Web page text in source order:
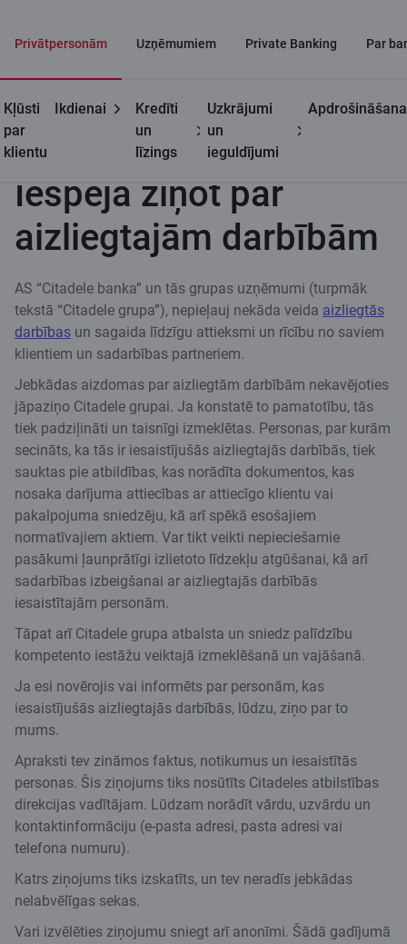
Privātpersonām Uzņēmumiem Private Banking Par
Kļūsti
par
klientu
Ikdienai
Kredīti
un
līzings
Uzkrājumi
un
ieguldījumi
Apdrošināšana
Noderīgi Iespēja ziņot par aizliegtajām darbībām
Iespēja ziņot par
aizliegtajām darbībām
AS “Citadele banka” un tās grupas uzņēmumi (turpmāk
tekstā “Citadele grupa”), nepieļauj nekāda veida aizliegtās
darbības un sagaida līdzīgu attieksmi un rīcību no saviem
klientiem un sadarbības partneriem.
Jebkādas aizdomas par aizliegtām darbībām nekavējoties
jāpaziņo Citadele grupai. Ja konstatē to pamatotību, tās
tiek padziļināti un taisnīgi izmeklētas. Personas, par kurām
secināts, ka tās ir iesaistījušās aizliegtajās darbībās, tiek
sauktas pie atbildības, kas norādīta dokumentos, kas
nosaka darījuma attiecības ar attiecīgo klientu vai
pakalpojuma sniedzēju, kā arī spēkā esošajiem
normatīvajiem aktiem. Var tikt veikti nepieciešamie
pasākumi ļaunprātīgi izlietoto līdzekļu atgūšanai, kā arī
sadarbības izbeigšanai ar aizliegtajās darbībās
iesaistītajām personām.
Tāpat arī Citadele grupa atbalsta un sniedz palīdzību
kompetento iestāžu veiktajā izmeklēšanā un vajāšanā.
Ja esi novērojis vai informēts par personām, kas
iesaistījušās aizliegtajās darbībās, lūdzu, ziņo par to
mums.
Apraksti tev zināmos faktus, notikumus un iesaistītās
personas. Šis ziņojums tiks nosūtīts Citadeles atbilstības
direkcijas vadītājam. Lūdzam norādīt vārdu, uzvārdu un
kontaktinformāciju (e-pasta adresi, pasta adresi vai
telefona numuru).
Katrs ziņojums tiks izskatīts, un tev neradīs jebkādas
nelabvēlīgas sekas.
Vari izvēlēties ziņojumu sniegt arī anonīmi. Šādā gadījumā